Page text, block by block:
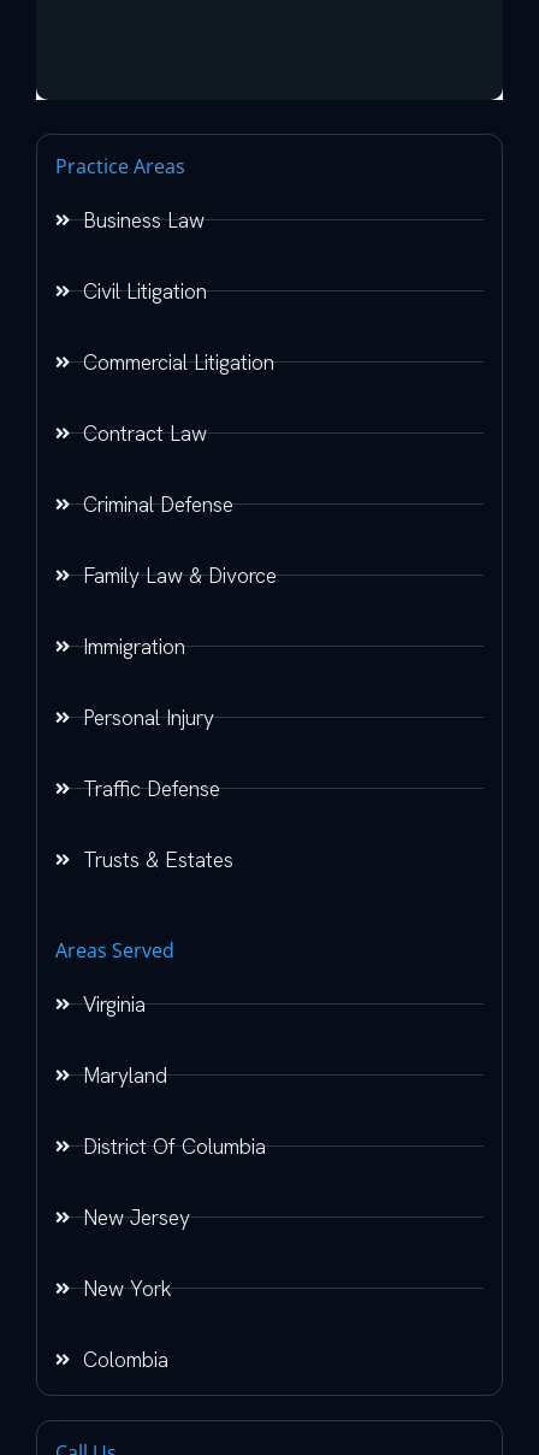
Practice Areas
Business Law
Civil Litigation
Commercial Litigation
Contract Law
Criminal Defense
Family Law & Divorce
Immigration
Personal Injury
Traffic Defense
Trusts & Estates
Areas Served
Virginia
Maryland
District Of Columbia
New Jersey
New York
Colombia